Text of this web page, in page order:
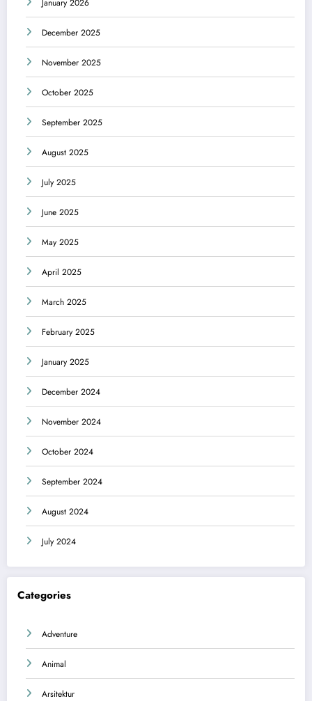
January 2026
December 2025
November 2025
October 2025
September 2025
August 2025
July 2025
June 2025
May 2025
April 2025
March 2025
February 2025
January 2025
December 2024
November 2024
October 2024
September 2024
August 2024
July 2024
Categories
Adventure
Animal
Arsitektur